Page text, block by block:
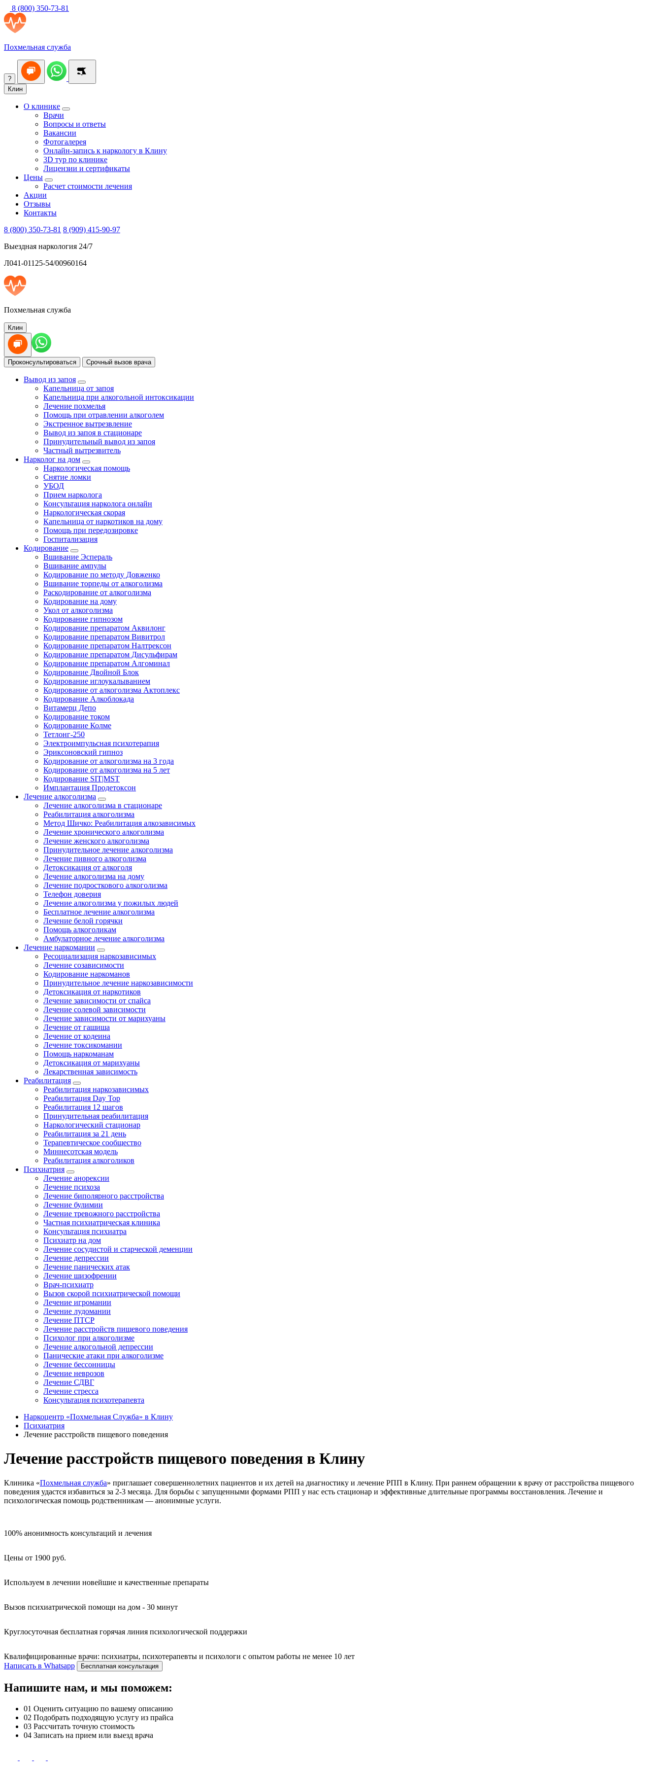
8 (800) 350-73-81
Похмельная служба
?
Клин
О клинике
Врачи
Вопросы и ответы
Вакансии
Фотогалерея
Онлайн-запись к наркологу в Клину
3D тур по клинике
Лицензии и сертификаты
Цены
Расчет стоимости лечения
Акции
Отзывы
Контакты
8 (800) 350-73-81 8 (909) 415-90-97
Выездная наркология 24/7
Л041-01125-54/00960164
Похмельная служба
Клин
Проконсультироваться Срочный вызов врача
Вывод из запоя
Капельница от запоя
Капельница при алкогольной интоксикации
Лечение похмелья
Помощь при отравлении алкоголем
Экстренное вытрезвление
Вывод из запоя в стационаре
Принудительный вывод из запоя
Частный вытрезвитель
Нарколог на дом
Наркологическая помощь
Снятие ломки
УБОД
Прием нарколога
Консультация нарколога онлайн
Наркологическая скорая
Капельница от наркотиков на дому
Помощь при передозировке
Госпитализация
Кодирование
Вшивание Эспераль
Вшивание ампулы
Кодирование по методу Довженко
Вшивание торпеды от алкоголизма
Раскодирование от алкоголизма
Кодирование на дому
Укол от алкоголизма
Кодирование гипнозом
Кодирование препаратом Аквилонг
Кодирование препаратом Вивитрол
Кодирование препаратом Налтрексон
Кодирование препаратом Дисульфирам
Кодирование препаратом Алгоминал
Кодирование Двойной Блок
Кодирование иглоукалыванием
Кодирование от алкоголизма Актоплекс
Кодирование Алкоблокада
Витамерц Депо
Кодирование током
Кодирование Колме
Тетлонг-250
Электроимпульсная психотерапия
Эриксоновский гипноз
Кодирование от алкоголизма на 3 года
Кодирование от алкоголизма на 5 лет
Кодирование SIT|MST
Имплантация Продетоксон
Лечение алкоголизма
Лечение алкоголизма в стационаре
Реабилитация алкоголизма
Метод Шичко: Реабилитация алкозависимых
Лечение хронического алкоголизма
Лечение женского алкоголизма
Принудительное лечение алкоголизма
Лечение пивного алкоголизма
Детоксикация от алкоголя
Лечение алкоголизма на дому
Лечение подросткового алкоголизма
Телефон доверия
Лечение алкоголизма у пожилых людей
Бесплатное лечение алкоголизма
Лечение белой горячки
Помощь алкоголикам
Амбулаторное лечение алкоголизма
Лечение наркомании
Ресоциализация наркозависимых
Лечение созависимости
Кодирование наркоманов
Принудительное лечение наркозависимости
Детоксикация от наркотиков
Лечение зависимости от спайса
Лечение солевой зависимости
Лечение зависимости от марихуаны
Лечение от гашиша
Лечение от кодеина
Лечение токсикомании
Помощь наркоманам
Детоксикация от марихуаны
Лекарственная зависимость
Реабилитация
Реабилитация наркозависимых
Реабилитация Day Top
Реабилитация 12 шагов
Принудительная реабилитация
Наркологический стационар
Реабилитация за 21 день
Терапевтическое сообщество
Миннесотская модель
Реабилитация алкоголиков
Психиатрия
Лечение анорексии
Лечение психоза
Лечение биполярного расстройства
Лечение булимии
Лечение тревожного расстройства
Частная психиатрическая клиника
Консультация психиатра
Психиатр на дом
Лечение сосудистой и старческой деменции
Лечение депрессии
Лечение панических атак
Лечение шизофрении
Врач-психиатр
Вызов скорой психиатрической помощи
Лечение игромании
Лечение лудомании
Лечение ПТСР
Лечение расстройств пищевого поведения
Психолог при алкоголизме
Лечение алкогольной депрессии
Панические атаки при алкоголизме
Лечение бессонницы
Лечение неврозов
Лечение СДВГ
Лечение стресса
Консультация психотерапевта
Наркоцентр «Похмельная Служба» в Клину
Психиатрия
Лечение расстройств пищевого поведения
Лечение расстройств пищевого поведения в Клину
Клиника «Похмельная служба» приглашает совершеннолетних пациентов и их детей на диагностику и лечение РПП в Клину. При раннем обращении к врачу от расстройства пищевого
поведения удастся избавиться за 2-3 месяца. Для борьбы с запущенными формами РПП у нас есть стационар и эффективные длительные программы восстановления. Лечение и
психологическая помощь родственникам — анонимные услуги.
100% анонимность консультаций и лечения
Цены от 1900 руб.
Используем в лечении новейшие и качественные препараты
Вызов психиатрической помощи на дом - 30 минут
Круглосуточная бесплатная горячая линия психологической поддержки
Квалифицированные врачи: психиатры, психотерапевты и психологи с опытом работы не менее 10 лет
Написать в Whatsapp
Бесплатная консультация
Напишите нам, и мы поможем:
01 Оценить ситуацию по вашему описанию
02 Подобрать подходящую услугу из прайса
03 Рассчитать точную стоимость
04 Записать на прием или выезд врача